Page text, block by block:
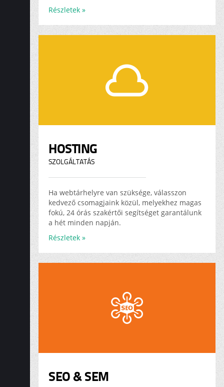
Részletek »
HOSTING
SZOLGÁLTATÁS
Ha webtárhelyre van szüksége, válasszon
kedvező csomagjaink közül, melyekhez magas
fokú, 24 órás szakértői segítséget garantálunk
a hét minden napján.
Részletek »
SEO & SEM